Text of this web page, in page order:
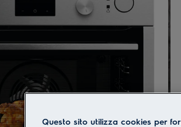
Questo sito utilizza cookies per